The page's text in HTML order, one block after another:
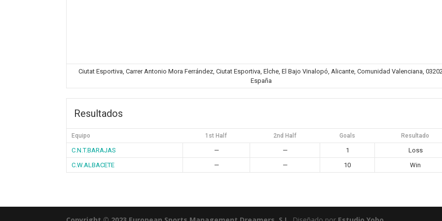
Ciutat Esportiva, Carrer Antonio Mora Ferrández, Ciutat Esportiva, Elche, El Bajo Vinalopó, Alicante, Comunidad Valenciana,
España
Resultados
Equipo 1st Half 2nd Half Goals Resultado
C.N.T.BARAJAS — — 1
Loss
C.W.ALBACETE
— — 10 Win